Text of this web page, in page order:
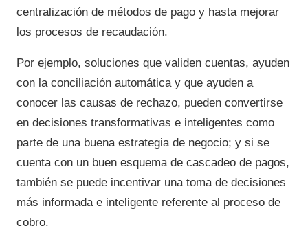
centralización de métodos de pago y hasta mejorar
los procesos de recaudación.
Por ejemplo, soluciones que validen cuentas, ayuden
con la conciliación automática y que ayuden a
conocer las causas de rechazo, pueden convertirse
en decisiones transformativas e inteligentes como
parte de una buena estrategia de negocio; y si se
cuenta con un buen esquema de cascadeo de pagos,
también se puede incentivar una toma de decisiones
más informada e inteligente referente al proceso de
cobro.